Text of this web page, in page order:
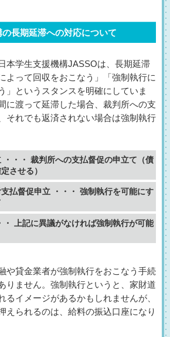
の長期延滞への対応について
本学生支援機構JASSOは、長期延滞
よって回収をおこなう」「強制執行に
」というスタンスを明確にしていま
に渡って延滞した場合、裁判所への支
それでも返済されない場合は強制執行
・・・ 裁判所への支払督促の申立て（債
させる）
払督促申立 ・・・ 強制執行を可能にす
・ 上記に異議がなければ強制執行が可能
や貸金業者が強制執行をおこなう手続
りません。強制執行というと、家財道
るイメージがあるかもしれませんが、
えられるのは、給料の振込口座になり